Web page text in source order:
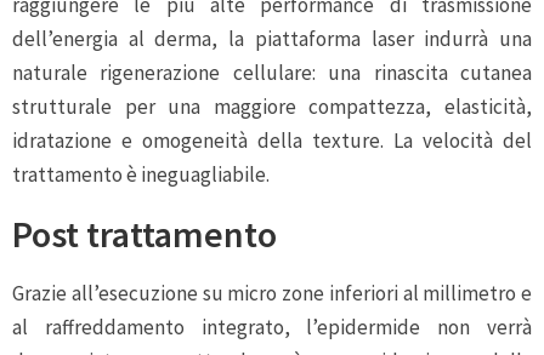
dell’energia al derma, la piattaforma laser indurrà una
naturale rigenerazione cellulare: una rinascita cutanea
strutturale per una maggiore compattezza, elasticità,
idratazione e omogeneità della texture. La velocità del
trattamento è ineguagliabile.
Post trattamento
Grazie all’esecuzione su micro zone inferiori al millimetro e
al raffreddamento integrato, l’epidermide non verrà